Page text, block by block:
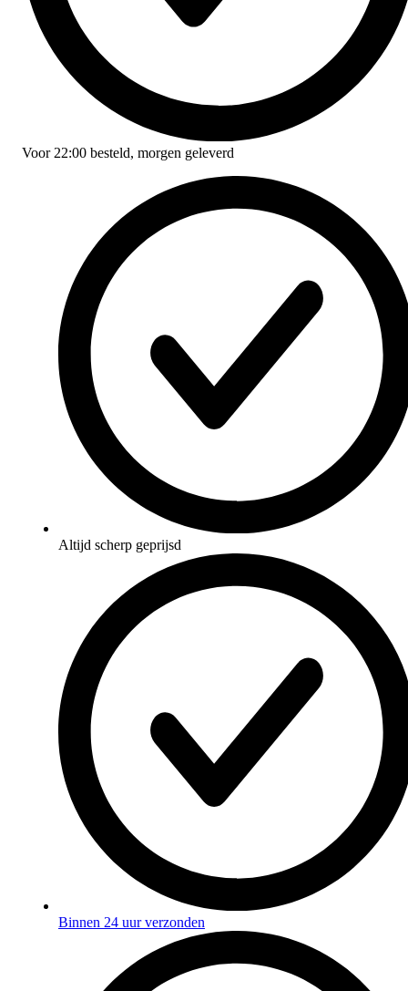
Voor 22:00 besteld, morgen geleverd
Altijd scherp geprijsd
Binnen 24 uur verzonden